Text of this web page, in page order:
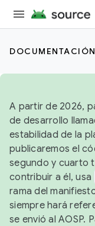
DOCUMENTACIÓN
A partir de 2026,
de desarrollo
estabilidad de la
publicaremos el
segundo y cuarto
contribuir a él, usa
rama del
siempre hará
se envió al AOSP.